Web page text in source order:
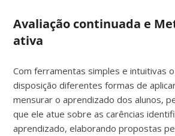
Avaliação continuada e
ativa
Com ferramentas simples e intuitivas
disposição diferentes formas de
mensurar o aprendizado dos alunos,
que ele atue sobre as carências
aprendizado, elaborando propostas